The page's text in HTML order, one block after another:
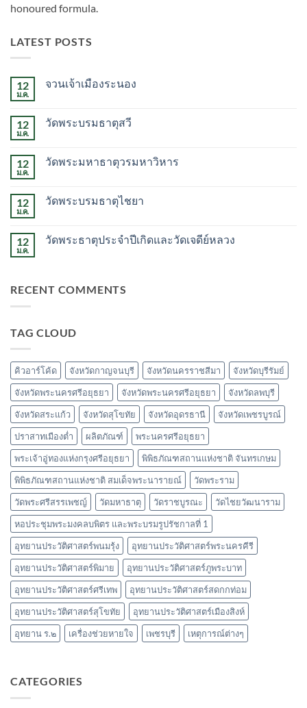
honoured formula.
LATEST POSTS
12
ม.ค.
จวนเจ้าเมืองระนอง
บน
ระนอง
12
ม.ค.
วัดพระบรมธาตุสวี
บน
สวี
12
ม.ค.
วัดพระมหาธาตุวรมหาวิหาร
บน
วรมหาวิหาร
12
ม.ค.
วัดพระบรมธาตุไชยา
บน
12
ม.ค.
วัดพระธาตุประจำปีเกิดและวัดเจดีย์หลวง
วัด
เกิด
เจดีย์
หลวง
RECENT COMMENTS
TAG CLOUD
คิวอาร์โค้ด จังหวัดกาญจนบุรี จังหวัดนครราชสีมา
จังหวัดบุรีรัมย์
จังหวัดพระนครศรีอยุธยา
จังหวัดพระนครศรีอยุธยา
จังหวัดลพบุรี
จังหวัดสระแก้ว
จังหวัดสุโขทัย จังหวัดอุดรธานี
จังหวัดเพชรบูรณ์
ปราสาทเมืองต่ำ
ผลิตภัณฑ์
พระนครศรีอยุธยา
พระเจ้าอู่ทองแห่งกรุงศรีอยุธยา
พิพิธภัณฑสถานแห่งชาติ จันทรเกษม
พิพิธภัณฑสถานแห่งชาติ สมเด็จพระนารายณ์
วัดพระราม
วัดพระศรีสรรเพชญ์
วัดมหาธาตุ วัดราชบูรณะ
วัดไชยวัฒนาราม
หอประชุมพระมงคลบพิตร และพระบรมรูปรัชกาลที่ 1
อุทยานประวัติศาสตร์พนมรุ้ง
อุทยานประวัติศาสตร์พระนครคีรี
อุทยานประวัติศาสตร์พิมาย
อุทยานประวัติศาสตร์ภูพระบาท
อุทยานประวัติศาสตร์ศรีเทพ
อุทยานประวัติศาสตร์สดกกท่อม
อุทยานประวัติศาสตร์สุโขทัย
อุทยานประวัติศาสตร์เมืองสิงห์
อุทยาน ร.๒
เครื่องช่วยหายใจ เพชรบุรี เหตุการณ์ต่างๆ
CATEGORIES